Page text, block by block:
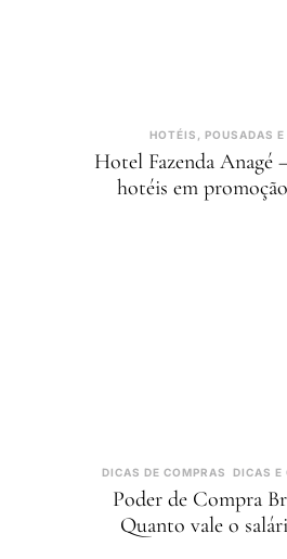
HOTÉIS, POUSADAS E
Hotel Fazenda Anagé
hotéis em
DICAS DE COMPRAS DICAS E
Poder de Compra
Quanto vale o